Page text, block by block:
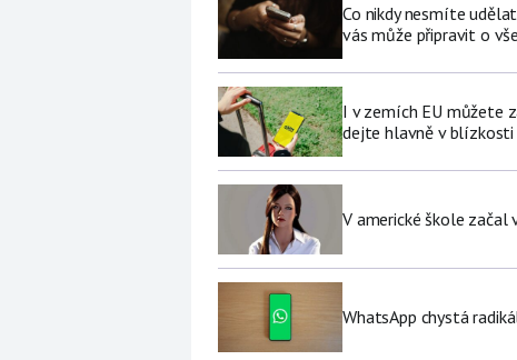
Co nikdy nesmíte
vás může připravit o
I v zemích EU můžete
dejte hlavně v blízkosti
V americké škole
WhatsApp chystá